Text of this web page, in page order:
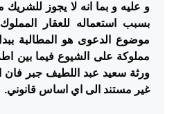
و عليه و بما انه لا يجوز
بسبب استعماله للعقار
موضوع الدعوى هو المطالبة
مملوكة على الشيوع فيما بين
ورثة سعيد عبد اللطيف جبر فان
غير مستند الى اي اساس قانوني.